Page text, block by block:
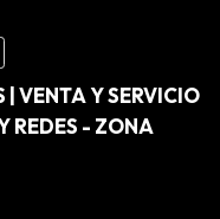
VENTA Y SERVICIO
REDES - ZONA